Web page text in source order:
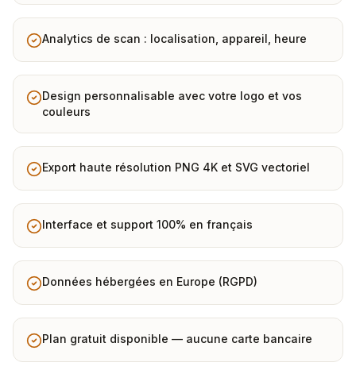
Analytics de scan : localisation, appareil, heure
Design personnalisable avec votre logo et vos
couleurs
Export haute résolution PNG 4K et SVG vectoriel
Interface et support 100% en français
Données hébergées en Europe (RGPD)
Plan gratuit disponible — aucune carte bancaire